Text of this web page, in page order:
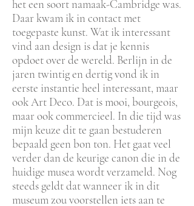
het een soort namaak-Cambridge was.
Daar kwam ik in contact met
toegepaste kunst. Wat ik interessant
vind aan design is dat je kennis
opdoet over de wereld. Berlijn in de
jaren twintig en dertig vond ik in
eerste instantie heel interessant, maar
ook Art Deco. Dat is mooi, bourgeois,
maar ook commercieel. In die tijd was
mijn keuze dit te gaan bestuderen
bepaald geen bon ton. Het gaat veel
verder dan de keurige canon die in de
huidige musea wordt verzameld. Nog
steeds geldt dat wanneer ik in dit
museum zou voorstellen iets aan te